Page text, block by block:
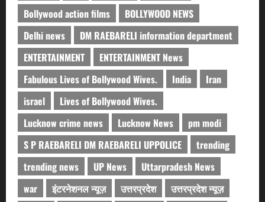
Bollywood action films
BOLLYWOOD NEWS
Delhi news
DM RAEBARELI information department
ENTERTAINMENT
ENTERTAINMENT News
Fabulous Lives of Bollywood Wives.
India
Iran
israel
Lives of Bollywood Wives.
Lucknow crime news
Lucknow News
pm modi
S P RAEBARELI DM RAEBARELI UPPOLICE
trending
trending news
UP News
Uttarpradesh News
war
इंटरनेशनल न्यूज़ उत्तरप्रदेश
उत्तरप्रदेश न्यूज़